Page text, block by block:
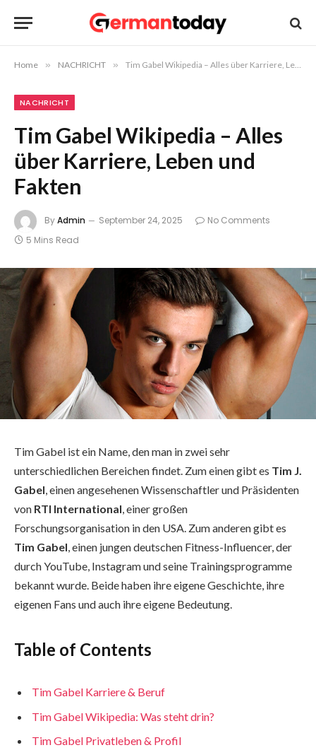
Home » NACHRICHT » Tim Gabel Wikipedia – Alles über Karriere, Leben und Fakten
NACHRICHT
Tim Gabel Wikipedia – Alles
über Karriere, Leben und
Fakten
ByAdmin September 24, 2025
No Comments
5 Mins Read
Tim Gabel ist ein Name, den man in zwei sehr
unterschiedlichen Bereichen findet. Zum einen gibt es Tim J.
Gabel, einen angesehenen Wissenschaftler und Präsidenten
von RTI International, einer großen
Forschungsorganisation in den USA. Zum anderen gibt es
Tim Gabel, einen jungen deutschen Fitness-Influencer, der
durch YouTube, Instagram und seine Trainingsprogramme
bekannt wurde. Beide haben ihre eigene Geschichte, ihre
eigenen Fans und auch ihre eigene Bedeutung.
Table of Contents
Tim Gabel Karriere & Beruf
Tim Gabel Wikipedia: Was steht drin?
Tim Gabel Privatleben & Profil